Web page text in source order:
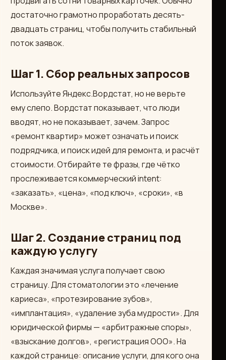
достаточно грамотно проработать десять-
двадцать страниц, чтобы получить стабильный
поток заявок.
Шаг 1. Сбор реальных запросов
Используйте Яндекс.Вордстат, но не верьте
ему слепо. Вордстат показывает, что люди
вводят, но не показывает, зачем. Запрос
«ремонт квартир» может означать и поиск
подрядчика, и поиск идей для ремонта, и расчёт
стоимости. Отбирайте те фразы, где чётко
прослеживается коммерческий intent:
«заказать», «цена», «под ключ», «сроки», «в
Москве».
Шаг 2. Создание страниц под
каждую услугу
Каждая значимая услуга получает свою
страницу. Для стоматологии это «лечение
кариеса», «протезирование зубов»,
«имплантация», «удаление зуба мудрости». Для
юридической фирмы — «арбитражные споры»,
«взыскание долгов», «регистрация ООО». На
каждой странице: описание услуги, для кого она